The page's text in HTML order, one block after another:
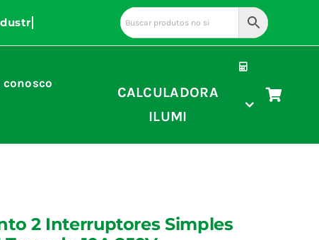
conosco
CALCULADORA
ILUMI
2 Interruptores Simples